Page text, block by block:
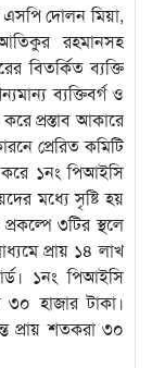
দোলন মিয়া,
রহমানসহ
বিতর্কিত ব্যক্তি
ব্যক্তিবর্গ ও
প্রস্তাব আকারে
প্রেরিত কমিটি
১নং পিআইসি
মধ্যে সৃষ্টি হয়
৩টির স্থলে
প্রায় ১৪ লাখ
১নং পিআইসি
হাজার টাকা।
প্রায় শতকরা ৩০